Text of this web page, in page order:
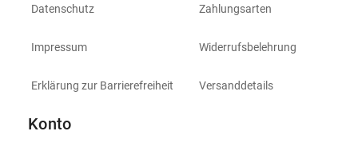
Datenschutz
Impressum
Erklärung zur Barrierefreiheit
Zahlungsarten
Widerrufsbelehrung
Versanddetails
Konto